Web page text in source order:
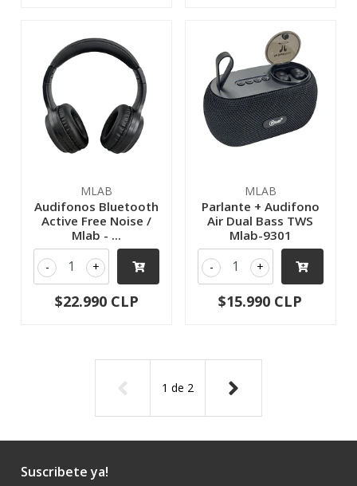
MLAB
Audifonos Bluetooth
Active Free Noise /
Mlab - ...
+
-
$22.990 CLP
MLAB
Parlante + Audifono
Air Dual Bass TWS
Mlab-9301
+
-
$15.990 CLP
1 de 2
Suscribete ya!